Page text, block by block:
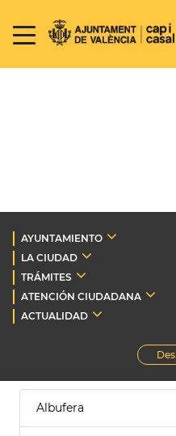
AYUNTAMIENTO
LA CIUDAD
TRÁMITES
ATENCIÓN CIUDADANA
ACTUALIDAD
Albufera